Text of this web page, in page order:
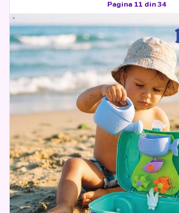
Pagina 11 din 34